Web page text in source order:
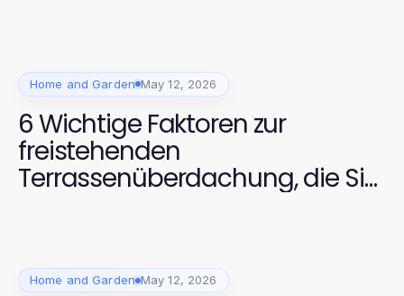
Home and Garden May 12, 2026
6 Wichtige Faktoren zur
freistehenden
Terrassenüberdachung, die Sie
Home and Garden May 12, 2026